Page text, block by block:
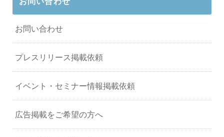
お問い合わせ
プレスリリース掲載依頼
イベント・セミナー情報掲載依頼
広告掲載をご希望の方へ